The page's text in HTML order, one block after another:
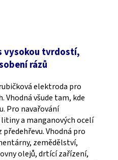
vysokou tvrdostí,
rázů
elektroda pro
Vhodná všude tam, kde
Pro navařování
a manganových ocelí
Vhodná pro
zemědělství,
olejů, drtící zařízení,